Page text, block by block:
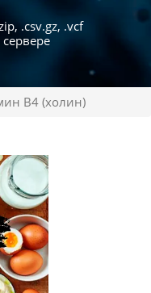
.csv.gz, .vcf
В4 (холин)